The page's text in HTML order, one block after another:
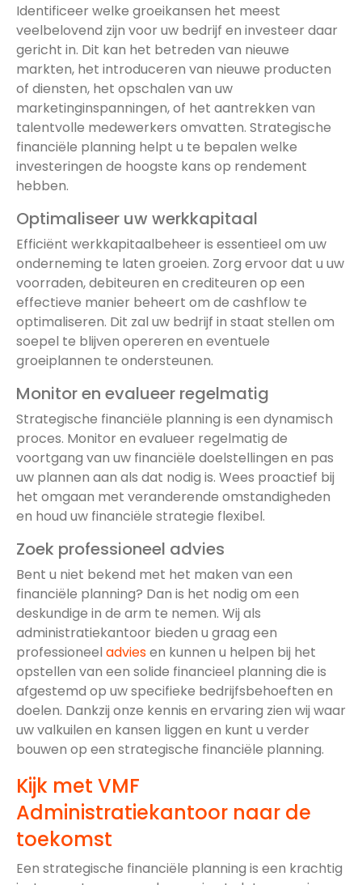
Identificeer welke groeikansen het meest
veelbelovend zijn voor uw bedrijf en investeer daar
gericht in. Dit kan het betreden van nieuwe
markten, het introduceren van nieuwe producten
of diensten, het opschalen van uw
marketinginspanningen, of het aantrekken van
talentvolle medewerkers omvatten. Strategische
financiële planning helpt u te bepalen welke
investeringen de hoogste kans op rendement
hebben.
Optimaliseer uw werkkapitaal
Efficiënt werkkapitaalbeheer is essentieel om uw
onderneming te laten groeien. Zorg ervoor dat u uw
voorraden, debiteuren en crediteuren op een
effectieve manier beheert om de cashflow te
optimaliseren. Dit zal uw bedrijf in staat stellen om
soepel te blijven opereren en eventuele
groeiplannen te ondersteunen.
Monitor en evalueer regelmatig
Strategische financiële planning is een dynamisch
proces. Monitor en evalueer regelmatig de
voortgang van uw financiële doelstellingen en pas
uw plannen aan als dat nodig is. Wees proactief bij
het omgaan met veranderende omstandigheden
en houd uw financiële strategie flexibel.
Zoek professioneel advies
Bent u niet bekend met het maken van een
financiële planning? Dan is het nodig om een
deskundige in de arm te nemen. Wij als
administratiekantoor bieden u graag een
professioneel adviesen kunnen u helpen bij het
opstellen van een solide financieel planning die is
afgestemd op uw specifieke bedrijfsbehoeften en
doelen. Dankzij onze kennis en ervaring zien wij waar
uw valkuilen en kansen liggen en kunt u verder
bouwen op een strategische financiële planning.
Kijk met VMF
Administratiekantoor naar de
toekomst
Een strategische financiële planning is een krachtig